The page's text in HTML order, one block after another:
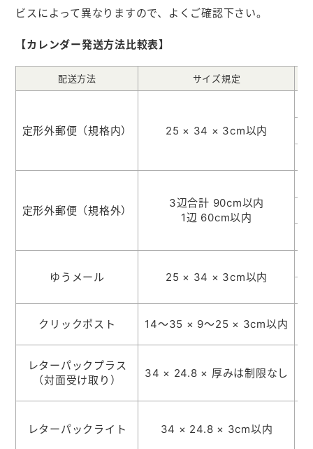
ビスによって異なりますので、よくご確認下さい。
【カレンダー発送方法比較表】
配送方法 サイズ規定
定形外郵便（規格内）
25 × 34 × 3cm以内
定形外郵便（規格外）
3辺合計 90cm以内
1辺 60cm以内
ゆうメール
25 × 34 × 3cm以内
クリックポスト 14～35 × 9～25 × 3cm以内
レターパックプラス
（対面受け取り）
34 × 24.8 × 厚みは制限なし
レターパックライト 34 × 24.8 × 3cm以内